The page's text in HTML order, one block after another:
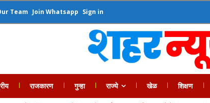
Team Join Whatsapp Sign in
राजकारण गुन्हा राज्ये खेळ शिक्षण